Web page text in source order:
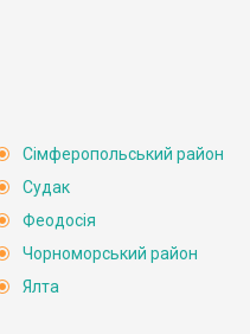
Сімферопольський район
Судак
Феодосія
Чорноморський район
Ялта